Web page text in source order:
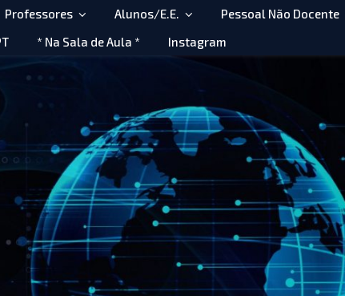
Professores Alunos/E.E. Pessoal Não Docente
* Na Sala de Aula * Instagram